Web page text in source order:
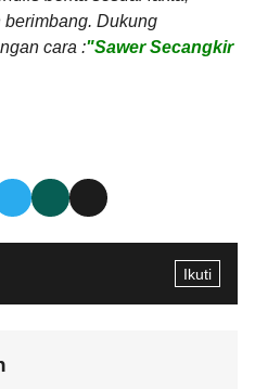
Dukung
cara :"Sawer Secangkir
Ikuti